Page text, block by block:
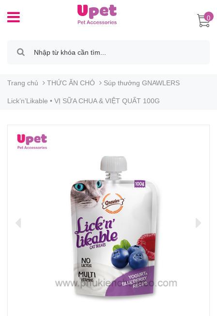
0
Trang chủ THỨC ĂN CHÓ Súp thưởng GNAWLERS
Lick’n’Likable • VỊ SỮA CHUA & VIỆT QUẤT 100G